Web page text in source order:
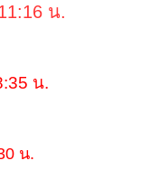
น.
น.
น.